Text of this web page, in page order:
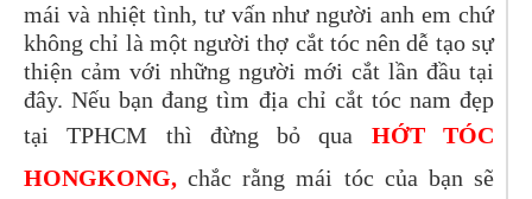
mái và nhiệt tình, tư vấn như người anh em chứ
không chỉ là một người thợ cắt tóc nên dễ tạo sự
thiện cảm với những người mới cắt lần đầu tại
đây. Nếu bạn đang tìm địa chỉ cắt tóc nam đẹp
tại TPHCM thì đừng bỏ qua HỚT TÓC
HONGKONG, chắc rằng mái tóc của bạn sẽ